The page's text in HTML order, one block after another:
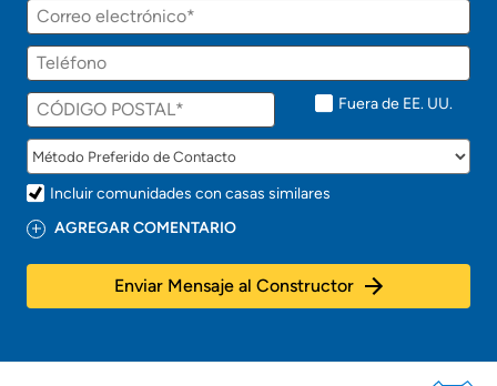
Fuera de EE. UU.
Incluir comunidades con casas similares
AGREGAR COMENTARIO
Enviar Mensaje al Constructor